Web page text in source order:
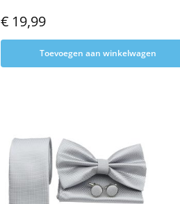
€19,99
Toevoegen aan winkelwagen